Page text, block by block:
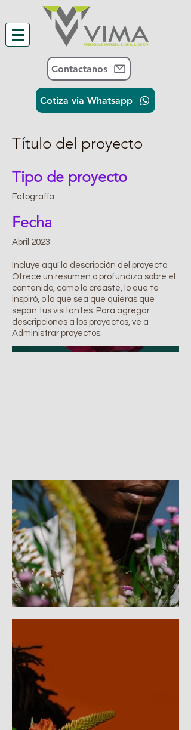
Contactanos
Cotiza via Whatsapp
Título del proyecto
Tipo de proyecto
Fotografía
Fecha
Abril 2023
Incluye aquí la descripción del proyecto.
Ofrece un resumen o profundiza sobre el
contenido, cómo lo creaste, lo que te
inspiró, o lo que sea que quieras que
sepan tus visitantes. Para agregar
descripciones a los proyectos, ve a
Administrar proyectos.